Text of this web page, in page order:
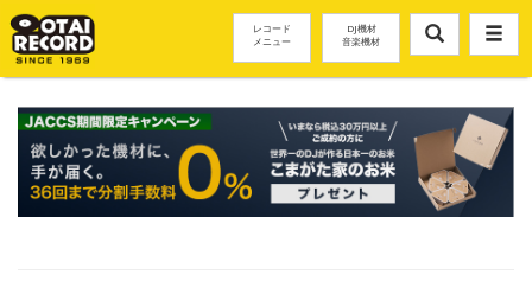
レコード
メニュー
DJ機材
音楽機材